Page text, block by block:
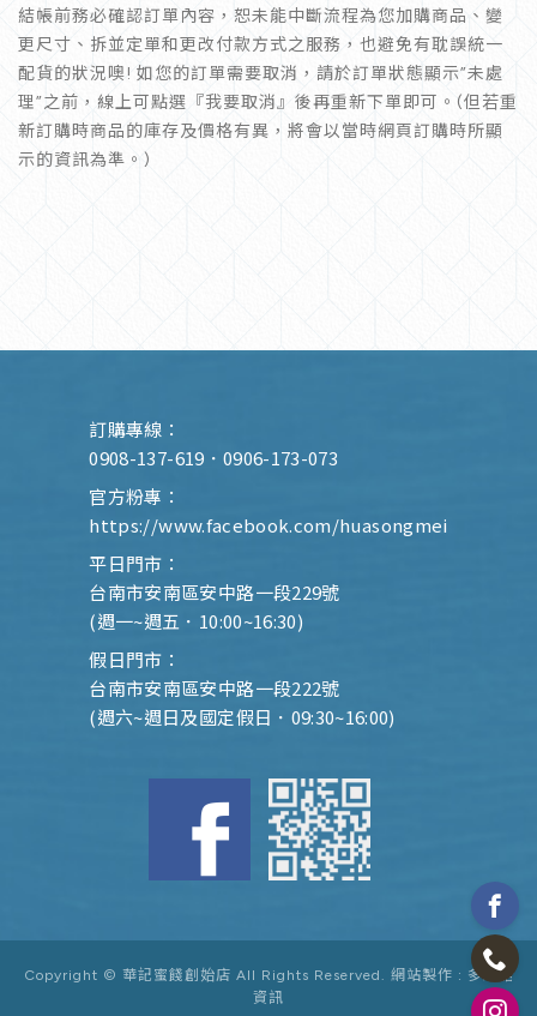
結帳前務必確認訂單內容，恕未能中斷流程為您加購商品、變
更尺寸、拆並定單和更改付款方式之服務，也避免有耽誤統一
配貨的狀況噢! 如您的訂單需要取消，請於訂單狀態顯示”未處
理”之前，線上可點選『我要取消』後再重新下單即可。(但若重
新訂購時商品的庫存及價格有異，將會以當時網頁訂購時所顯
示的資訊為準。)
訂購專線：
0908-137-619 ． 0906-173-073
官方粉專：
https://www.facebook.com/huasongmei
平日門市：
台南市安南區安中路一段229號
(週一~週五．10:00~16:30)
假日門市：
台南市安南區安中路一段222號
(週六~週日及國定假日．09:30~16:00)
Copyright © 華記蜜餞創始店 All Rights Reserved. 網站製作 : 多米諾
資訊